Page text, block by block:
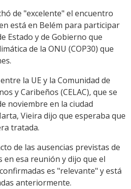
de "excelente" el encuentro
está en Belém para participar
Estado y de Gobierno que
de la ONU (COP30) que
la UE y la Comunidad de
y Caribeños (CELAC), que se
noviembre en la ciudad
Vieira dijo que esperaba que
tratada.
de las ausencias previstas de
esa reunión y dijo que el
es "relevante" y está
anteriormente.